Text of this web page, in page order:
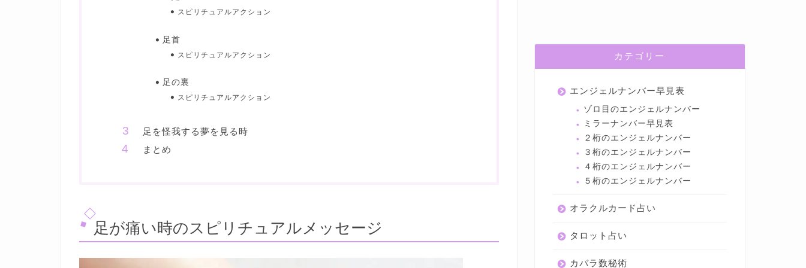
スピリチュアルアクション
足首
スピリチュアルアクション
足の裏
スピリチュアルアクション
足を怪我する夢を見る時
まとめ
足が痛い時のスピリチュアルメッセージ
カテゴリー
エンジェルナンバー早見表
ゾロ目のエンジェルナンバー
ミラーナンバー早見表
２桁のエンジェルナンバー
３桁のエンジェルナンバー
４桁のエンジェルナンバー
５桁のエンジェルナンバー
オラクルカード占い
タロット占い
カバラ数秘術